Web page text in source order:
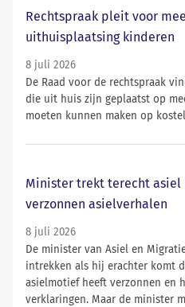
Rechtspraak pleit voor
uithuisplaatsing kinderen
8 juli 2026
De Raad voor de rechtspraak
die uit huis zijn geplaatst op
moeten kunnen maken op
Minister trekt terecht asiel
verzonnen asielverhalen
8 juli 2026
De minister van Asiel en
intrekken als hij erachter komt
asielmotief heeft verzonnen en
verklaringen. Maar de minister